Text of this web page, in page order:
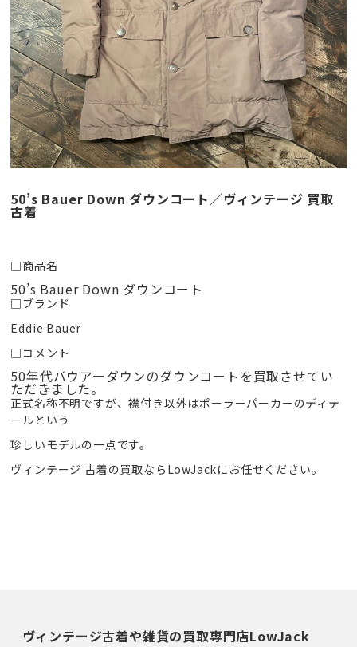
50’s Bauer Down ダウンコート／ヴィンテージ 買取
古着
□商品名
50’s Bauer Down ダウンコート
□ブランド
Eddie Bauer
□コメント
50年代バウアーダウンのダウンコートを買取させてい
ただきました。
正式名称不明ですが、襟付き以外はポーラーパーカーのディテ
ールという
珍しいモデルの一点です。
ヴィンテージ 古着の買取ならLowJackにお任せください。
ヴィンテージ古着や雑貨の買取専門店LowJack